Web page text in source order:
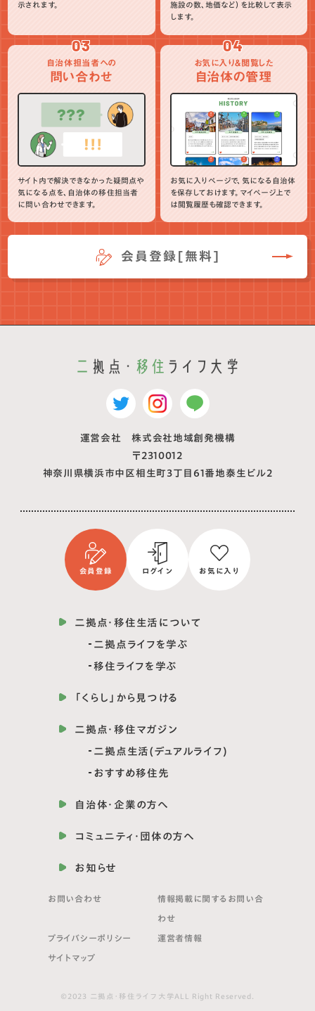
示されます。
施設の数、地価など）を比較して表示
します。
03
自治体担当者への
問い合わせ
サイト内で解決できなかった疑問点や
気になる点を、自治体の移住担当者
に問い合わせできます。
04
お気に入り＆閲覧した
自治体の管理
お気に入りページで、気になる自治体
を保存しておけます。マイページ上で
は閲覧履歴も確認できます。
会員登録[無料]
運営会社 株式会社地域創発機構
〒2310012
神奈川県横浜市中区相生町3丁目61番地泰生ビル2
会員登録 ログイン お気に入り
二拠点・移住生活について
二拠点ライフを学ぶ
移住ライフを学ぶ
「くらし」から見つける
二拠点・移住マガジン
二拠点生活(デュアルライフ)
おすすめ移住先
自治体・企業の方へ
コミュニティ・団体の方へ
お知らせ
お問い合わせ 情報掲載に関する お問い合
わせ
プライバシーポリシー 運営者情報
サイトマップ
©2023 二拠点・移住ライフ大学ALL Right Reserved.